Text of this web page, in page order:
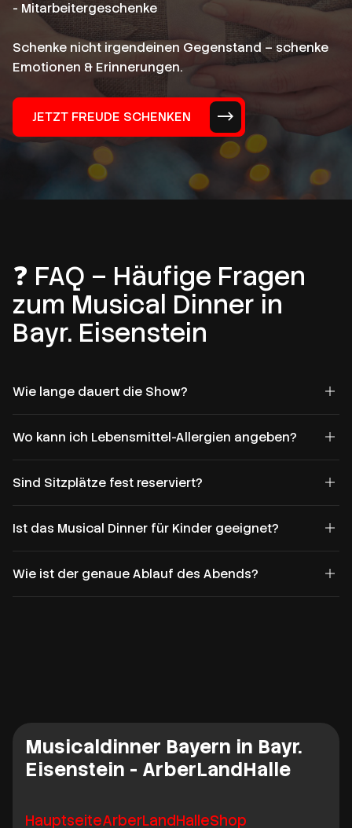
- Mitarbeitergeschenke
Schenke nicht irgendeinen Gegenstand – schenke
Emotionen & Erinnerungen.
JETZT FREUDE SCHENKEN
❓ FAQ – Häufige Fragen
zum Musical Dinner in
Bayr. Eisenstein
Wie lange dauert die Show?
Wo kann ich Lebensmittel-Allergien angeben?
Sind Sitzplätze fest reserviert?
Ist das Musical Dinner für Kinder geeignet?
Wie ist der genaue Ablauf des Abends?
Musicaldinner Bayern in Bayr.
Eisenstein - ArberLandHalle
HauptseiteArberLandHalleShop